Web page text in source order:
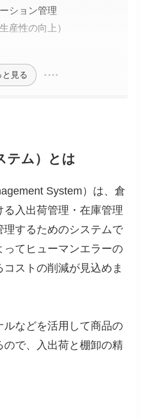
ション管理
産性の向上）
と見る
テム）とは
System）は、倉
入出荷管理・在庫管理
するためのシステムで
てヒューマンエラーの
ストの削減が見込めま
ルなどを活用して商品の
で、入出荷と棚卸の精